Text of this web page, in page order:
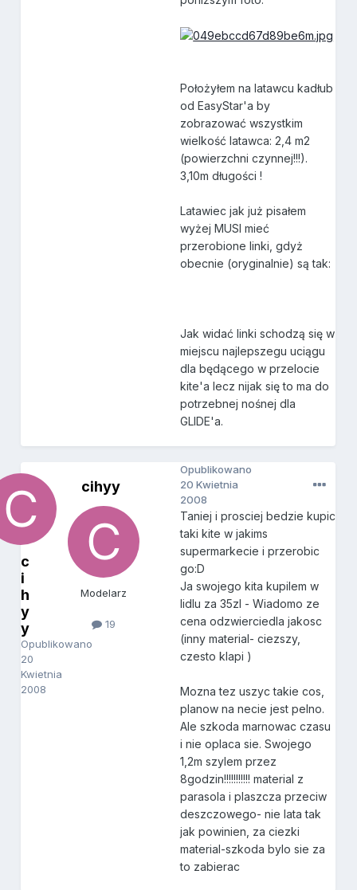
Położyłem na latawcu kadłub
od EasyStar'a by
zobrazować wszystkim
wielkość latawca: 2,4 m2
(powierzchni czynnej!!!).
3,10m długości !
Latawiec jak już pisałem
wyżej MUSI mieć
przerobione linki, gdyż
obecnie (oryginalnie) są tak:
Jak widać linki schodzą się w
miejscu najlepszegu uciągu
dla będącego w przelocie
kite'a lecz nijak się to ma do
potrzebnej nośnej dla
GLIDE'a.
c
i
h
y
y
Opublikowano
20
Kwietnia
2008
cihyy
Modelarz
19
Opublikowano
20 Kwietnia
2008
Taniej i prosciej bedzie kupic
taki kite w jakims
supermarkecie i przerobic
go:D
Ja swojego kita kupilem w
lidlu za 35zl - Wiadomo ze
cena odzwierciedla jakosc
(inny material- ciezszy,
czesto klapi )
Mozna tez uszyc takie cos,
planow na necie jest pelno.
Ale szkoda marnowac czasu
i nie oplaca sie. Swojego
1,2m szylem przez
8godzin!!!!!!!!!!! material z
parasola i plaszcza przeciw
deszczowego- nie lata tak
jak powinien, za ciezki
material-szkoda bylo sie za
to zabierac